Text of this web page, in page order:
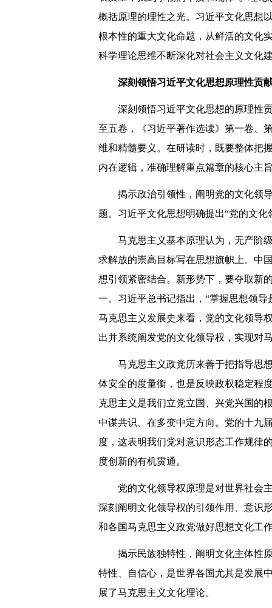
概括原理的理性之光。习近平文化思想
根本性的重大文化命题，从鲜活的文化
科学理论思维不断深化对社会主义文化
深刻领悟习近平文化思想原理性贡
深刻领悟习近平文化思想的原理性
至五卷，《习近平著作选读》第一卷、
维和精髓要义。在研读时，既要整体把
内在逻辑，准确理解重点篇章的核心主
揭示政治引领性，阐明党的文化领
题。习近平文化思想明确提出“党的文
马克思主义基本原理认为，无产阶
求解放的崇高目标写在思想旗帜上。中
想引领紧密结合。新形势下，要夺取新
一。习近平总书记指出，“掌握思想领
马克思主义发展史来看，党的文化领导
出并系统阐发党的文化领导权，实现对
马克思主义政党历来善于把指导思
体安全的度量衡，也是反映政权稳定程
克思主义是我们立党立国、兴党兴国的
中谋共识、在多变中定方向。党的十九
度，这表明我们党对意识形态工作规律
度创新的有机贯通。
党的文化领导权原理是对世界社会
深刻阐明文化领导权的引领作用、意识
和各国马克思主义政党做好思想文化工
揭示民族独特性，阐明文化主体性
特性、自信心，是世界各国尤其是发展
展了马克思主义文化理论。